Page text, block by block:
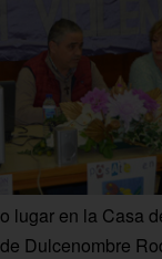
lugar en la Casa
Dulcenombre